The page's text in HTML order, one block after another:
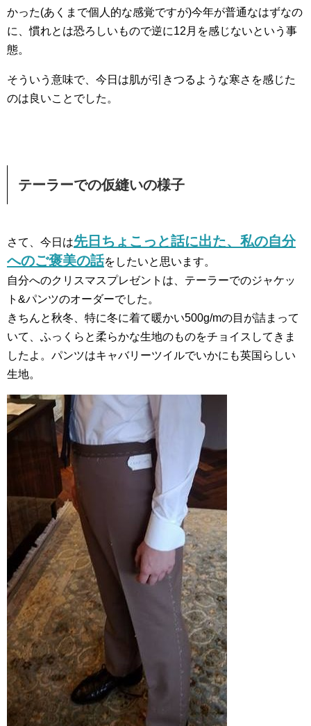
かった(あくまで個人的な感覚ですが)今年が普通なはずなの
に、慣れとは恐ろしいもので逆に12月を感じないという事
態。
そういう意味で、今日は肌が引きつるような寒さを感じた
のは良いことでした。
テーラーでの仮縫いの様子
さて、今日は先日ちょこっと話に出た、私の自分
へのご褒美の話をしたいと思います。
自分へのクリスマスプレゼントは、テーラーでのジャケッ
ト&パンツのオーダーでした。
きちんと秋冬、特に冬に着て暖かい500g/mの目が詰まって
いて、ふっくらと柔らかな生地のものをチョイスしてきま
したよ。パンツはキャバリーツイルでいかにも英国らしい
生地。